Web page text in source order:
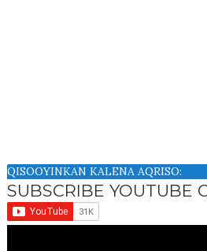
QISOOYINKAN KALENA AQRISO:
SUBSCRIBE YOUTUBE